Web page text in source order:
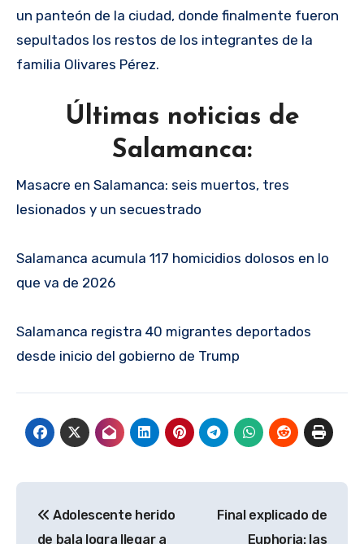
un panteón de la ciudad, donde finalmente fueron
sepultados los restos de los integrantes de la
familia Olivares Pérez.
Últimas noticias de
Salamanca:
Masacre en Salamanca: seis muertos, tres
lesionados y un secuestrado
Salamanca acumula 117 homicidios dolosos en lo
que va de 2026
Salamanca registra 40 migrantes deportados
desde inicio del gobierno de Trump
de
Adolescente herido
de bala logra llegar a
Final explicado de
Euphoria: las